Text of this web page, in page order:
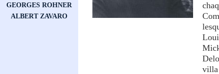
GEORGES ROHNER
ALBERT ZAVARO